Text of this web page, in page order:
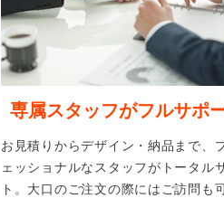
専属スタッフがフルサポ
お見積りからデザイン・納品まで、
ェッショナルなスタッフがトータル
ト。大口のご注文の際にはご訪問も